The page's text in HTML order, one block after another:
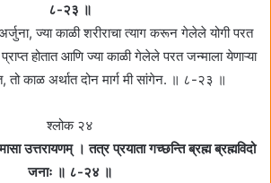
८-२३ ॥
ज्या काळी शरीराचा त्याग करून गेलेले योगी परत
होतात आणि ज्या काळी गेलेले परत जन्माला येणाऱ्या
तो काळ अर्थात दोन मार्ग मी सांगेन. ॥ ८-२३ ॥
श्लोक २४
उत्तरायणम्‌ । तत्र प्रयाता गच्छन्ति ब्रह्म ब्रह्मविदो
जनाः ॥ ८-२४ ॥